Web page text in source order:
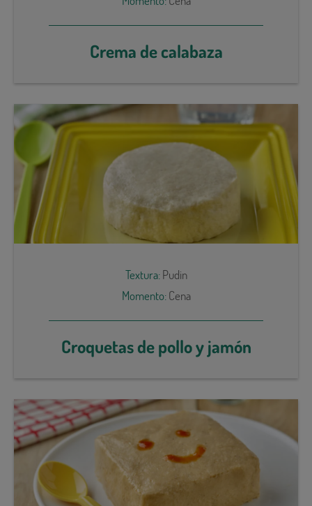
Crema de calabaza
Textura:Pudin
Momento:Cena
Croquetas de pollo y jamón